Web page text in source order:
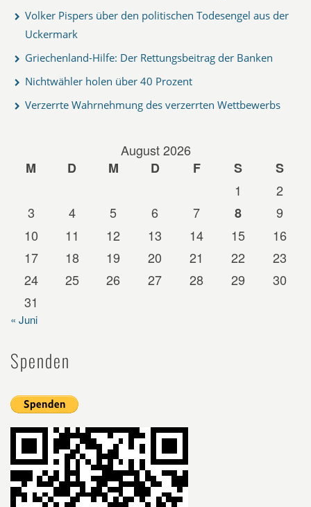
Volker Pispers über den politischen Todesengel aus der
Uckermark
Griechenland-Hilfe: Der Rettungsbeitrag der Banken
Nichtwähler holen über 40 Prozent
Verzerrte Wahrnehmung des verzerrten Wettbewerbs
August 2026
M
D M D F S
S
1
2
3
4 5 6 7 8
9
10
11 12 13 14 15
16
17
18 19 20 21 22
23
24
25 26 27 28 29
30
31
« Juni
Spenden